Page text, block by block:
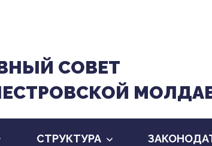
CОВЕТ
CТРУКТУРА